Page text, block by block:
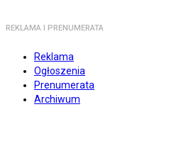
REKLAMA I PRENUMERATA
Reklama
Ogłoszenia
Prenumerata
Archiwum